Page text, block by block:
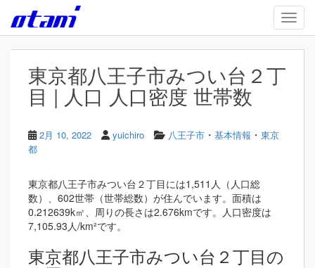
Skip to main content
東京都八王子市みつい台２丁
目 | 人口 人口密度 世帯数
2月 10, 2022 yuichiro 八王子市 ・ 基本情報 ・ 東京
都
東京都八王子市みつい台２丁目には1,511人（人口総
数）、602世帯（世帯総数）が住んでいます。面積は
0.212639k㎡、周りの長さは2.676kmです。人口密度は
7,105.93人/km²です。
東京都八王子市みつい台２丁目の